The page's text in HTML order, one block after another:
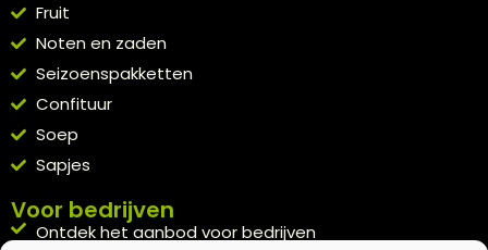
Fruit
Noten en zaden
Seizoenspakketten
Confituur
Soep
Sapjes
Voor bedrijven
Ontdek het aanbod voor bedrijven